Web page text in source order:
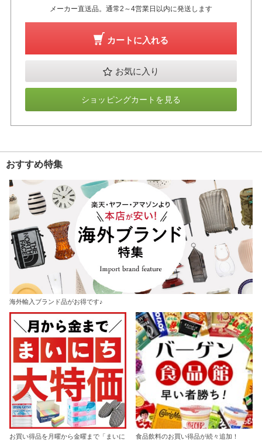
メーカー直送品。通常2～4営業日以内に発送します
カートに入れる
お気に入り
ショッピングカートを見る
おすすめ特集
海外輸入ブランド品がお得です♪
お買い得品を月曜から金曜まで「まいに
食品飲料のお買い得品が続々追加！